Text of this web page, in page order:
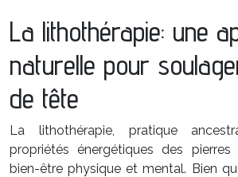
La lithothérapie: une
naturelle pour
de tête
La lithothérapie, pratique
propriétés énergétiques des
bien-être physique et mental. Bien